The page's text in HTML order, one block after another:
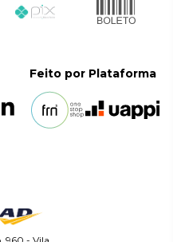
Feito por Plataforma